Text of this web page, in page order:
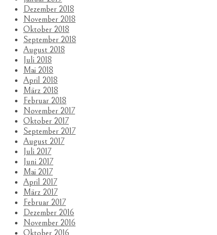
Dezember 2018
November 2018
Oktober 2018
September 2018
August 2018
Juli 2018
Mai 2018
April 2018
März 2018
Februar 2018
November 2017
Oktober 2017
September 2017
August 2017
Juli 2017
Juni 2017
Mai 2017
April 2017
März 2017
Februar 2017
Dezember 2016
November 2016